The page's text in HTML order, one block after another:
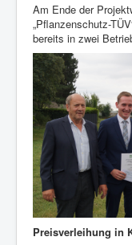
Am Ende der
„Pflanzenschutz-
bereits in zwei
Preisverleihung in